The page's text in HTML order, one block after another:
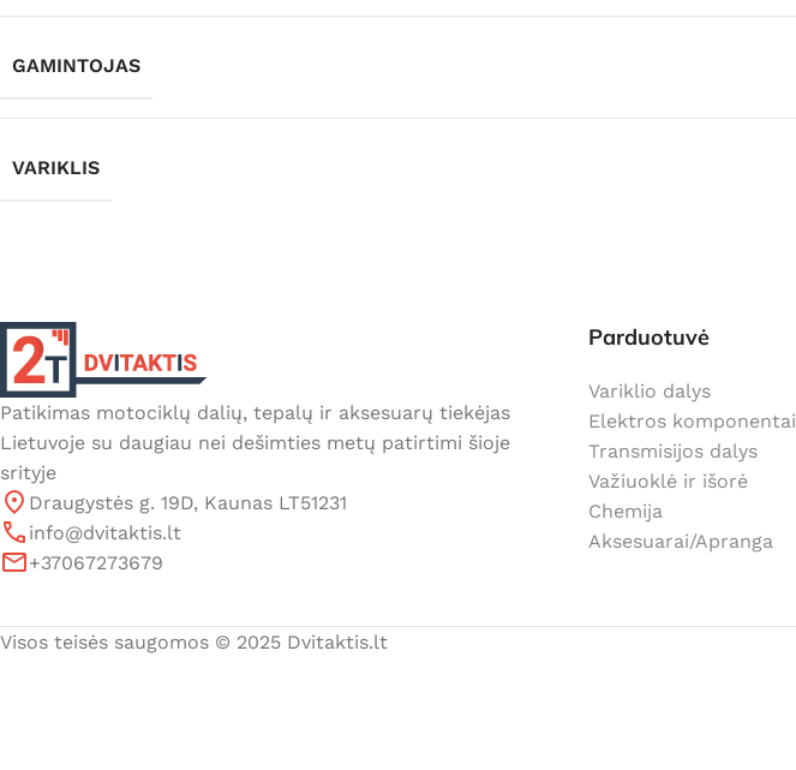
GAMINTOJAS
VARIKLIS
Patikimas motociklų dalių, tepalų ir aksesuarų tiekėjas
Lietuvoje su daugiau nei dešimties metų patirtimi šioje
srityje
Draugystės g. 19D, Kaunas LT51231
info@dvitaktis.lt
+37067273679
Parduotuvė
Variklio dalys
Elektros komponentai
Transmisijos dalys
Važiuoklė ir išorė
Chemija
Aksesuarai/Apranga
Visos teisės saugomos © 2025 Dvitaktis.lt